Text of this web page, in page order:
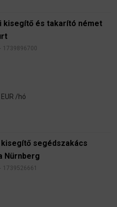
kisegítő és takarító német
1739896700
/hó
kisegítő segédszakács
Nürnberg
1739526661